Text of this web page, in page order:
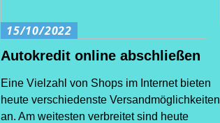
15/10/2022
Autokredit online abschließen
Eine Vielzahl von Shops im Internet bieten
heute verschiedenste Versandmöglichkeiten
an. Am weitesten verbreitet sind heute